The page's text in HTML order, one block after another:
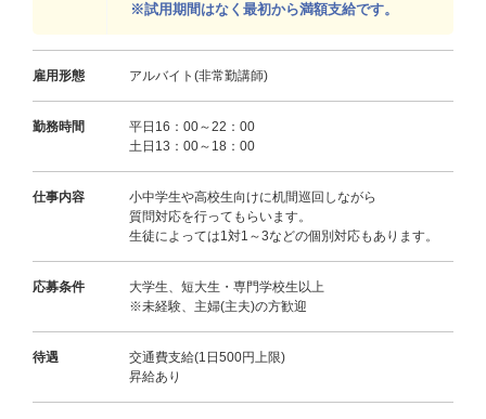
※試用期間はなく最初から満額支給です。
雇用形態 アルバイト(非常勤講師)
勤務時間
平日16：00～22：00
土日13：00～18：00
仕事内容
小中学生や高校生向けに机間巡回しながら
質問対応を行ってもらいます。
生徒によっては1対1～3などの個別対応もあります。
応募条件
大学生、短大生・専門学校生以上
※未経験、主婦(主夫)の方歓迎
待遇
交通費支給(1日500円上限)
昇給あり